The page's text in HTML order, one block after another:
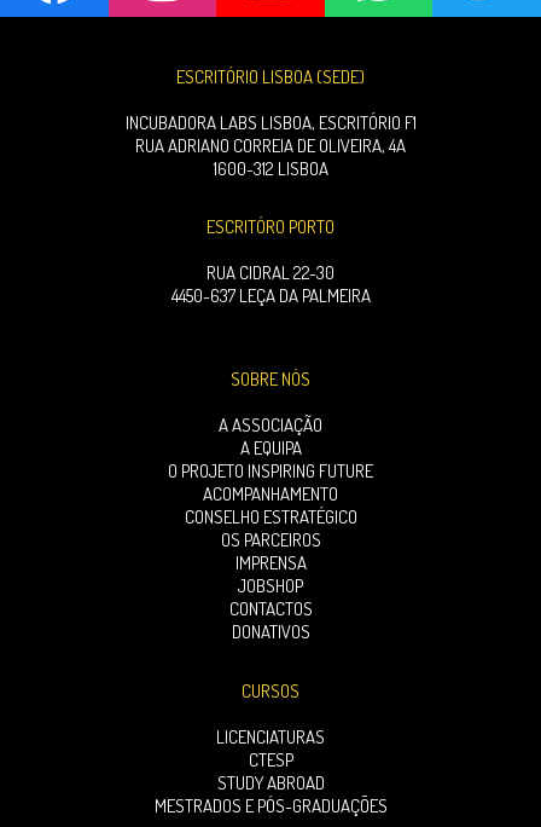
ESCRITÓRIO LISBOA (SEDE)
INCUBADORA LABS LISBOA, ESCRITÓRIO F1
RUA ADRIANO CORREIA DE OLIVEIRA, 4A
1600-312 LISBOA
ESCRITÓRO PORTO
RUA CIDRAL 22-30
4450-637 LEÇA DA PALMEIRA
SOBRE NÓS
A ASSOCIAÇÃO
A EQUIPA
O PROJETO INSPIRING FUTURE
ACOMPANHAMENTO
CONSELHO ESTRATÉGICO
OS PARCEIROS
IMPRENSA
JOBSHOP
CONTACTOS
DONATIVOS
CURSOS
LICENCIATURAS
CTESP
STUDY ABROAD
MESTRADOS E PÓS-GRADUAÇÕES